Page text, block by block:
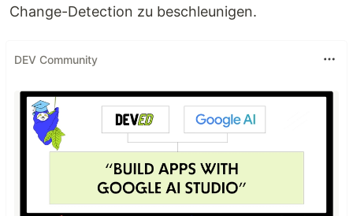
Change-Detection zu beschleunigen.
DEV Community